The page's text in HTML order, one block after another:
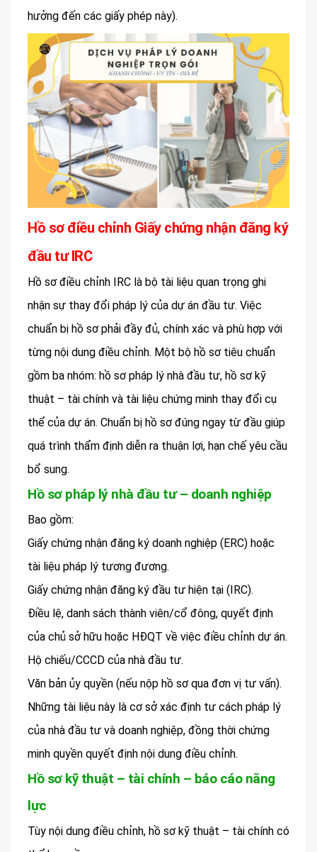
hưởng đến các giấy phép này).
Hồ sơ điều chỉnh Giấy chứng nhận đăng ký
đầu tư IRC
Hồ sơ điều chỉnh IRC là bộ tài liệu quan trọng ghi
nhận sự thay đổi pháp lý của dự án đầu tư. Việc
chuẩn bị hồ sơ phải đầy đủ, chính xác và phù hợp với
từng nội dung điều chỉnh. Một bộ hồ sơ tiêu chuẩn
gồm ba nhóm: hồ sơ pháp lý nhà đầu tư, hồ sơ kỹ
thuật – tài chính và tài liệu chứng minh thay đổi cụ
thể của dự án. Chuẩn bị hồ sơ đúng ngay từ đầu giúp
quá trình thẩm định diễn ra thuận lợi, hạn chế yêu cầu
bổ sung.
Hồ sơ pháp lý nhà đầu tư – doanh nghiệp
Bao gồm:
Giấy chứng nhận đăng ký doanh nghiệp (ERC) hoặc
tài liệu pháp lý tương đương.
Giấy chứng nhận đăng ký đầu tư hiện tại (IRC).
Điều lệ, danh sách thành viên/cổ đông, quyết định
của chủ sở hữu hoặc HĐQT về việc điều chỉnh dự án.
Hộ chiếu/CCCD của nhà đầu tư.
Văn bản ủy quyền (nếu nộp hồ sơ qua đơn vị tư vấn).
Những tài liệu này là cơ sở xác định tư cách pháp lý
của nhà đầu tư và doanh nghiệp, đồng thời chứng
minh quyền quyết định nội dung điều chỉnh.
Hồ sơ kỹ thuật – tài chính – báo cáo năng
lực
Tùy nội dung điều chỉnh, hồ sơ kỹ thuật – tài chính có